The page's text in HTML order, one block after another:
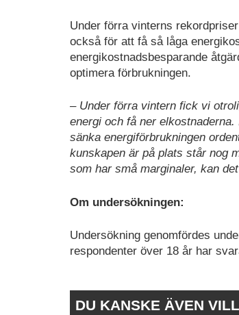
Under förra vinterns
också för att få så låga
energikostnadsbesparande
optimera förbrukningen.
– Under förra vintern fick vi
energi och få ner
sänka energiförbrukningen
kunskapen är på plats står nog
som har små marginaler, kan
Om undersökningen:
Undersökning genomfördes
respondenter över 18 år har
DU KANSKE ÄVEN